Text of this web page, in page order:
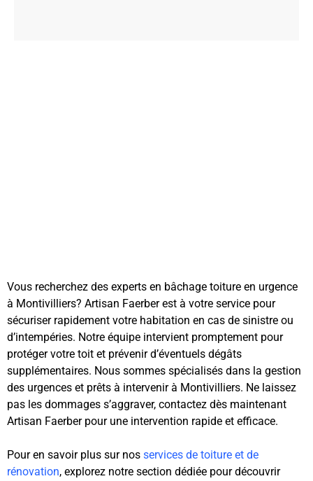
Vous recherchez des experts en bâchage toiture en urgence
à Montivilliers? Artisan Faerber est à votre service pour
sécuriser rapidement votre habitation en cas de sinistre ou
d’intempéries. Notre équipe intervient promptement pour
protéger votre toit et prévenir d’éventuels dégâts
supplémentaires. Nous sommes spécialisés dans la gestion
des urgences et prêts à intervenir à Montivilliers. Ne laissez
pas les dommages s’aggraver, contactez dès maintenant
Artisan Faerber pour une intervention rapide et efficace.
Pour en savoir plus sur nos services de toiture et de
rénovation, explorez notre section dédiée pour découvrir